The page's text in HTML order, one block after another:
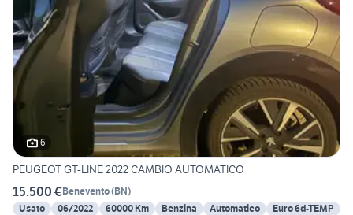
6
PEUGEOT GT-LINE 2022 CAMBIO AUTOMATICO
15.500 €Benevento(BN)
Usato
06/2022 60000 Km Benzina Automatico Euro 6d-TEMP